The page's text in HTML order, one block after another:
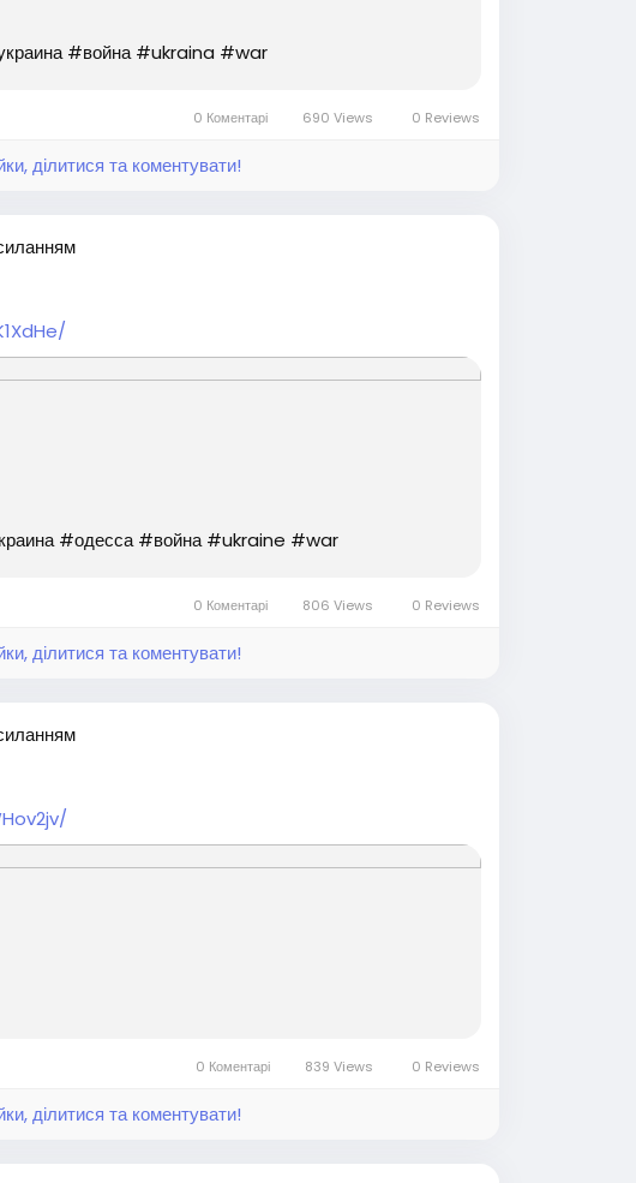
#война #ukraina #war
0 Коментарі 690 Views 0 Reviews
ділитися та коментувати!
#одесса #война #ukraine #war
0 Коментарі 806 Views 0 Reviews
ділитися та коментувати!
0 Коментарі 839 Views 0 Reviews
ділитися та коментувати!